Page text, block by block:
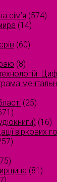
сім’я (574)
(14)
(60)
(8)
технологій.
(25)
(16)
зіркових
(81)